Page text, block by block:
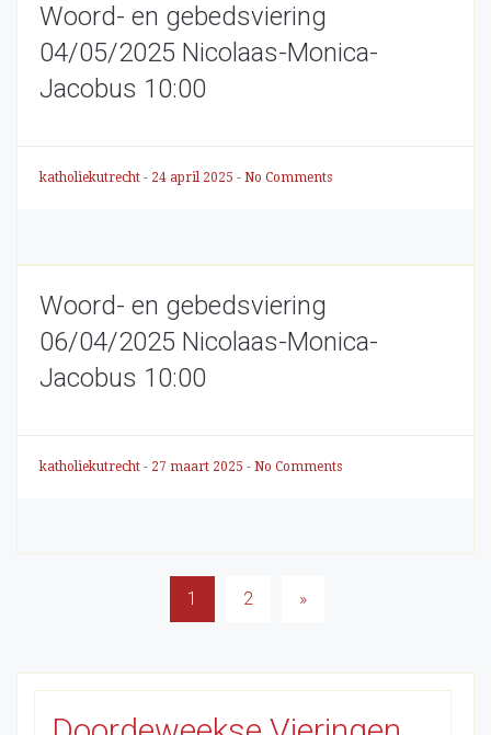
Woord- en gebedsviering
04/05/2025 Nicolaas-Monica-
Jacobus 10:00
katholiekutrecht - 24 april 2025 - No Comments
Woord- en gebedsviering
06/04/2025 Nicolaas-Monica-
Jacobus 10:00
katholiekutrecht - 27 maart 2025 - No Comments
1 2 »